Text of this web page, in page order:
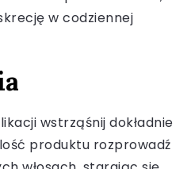
w codziennej
wstrząśnij dokładnie
produktu rozprowadź